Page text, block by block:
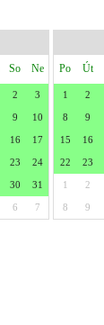
So Ne
2 3
9 10
16 17
23 24
30 31
6 7
Po Út
1 2
8 9
15 16
22 23
1 2
8 9